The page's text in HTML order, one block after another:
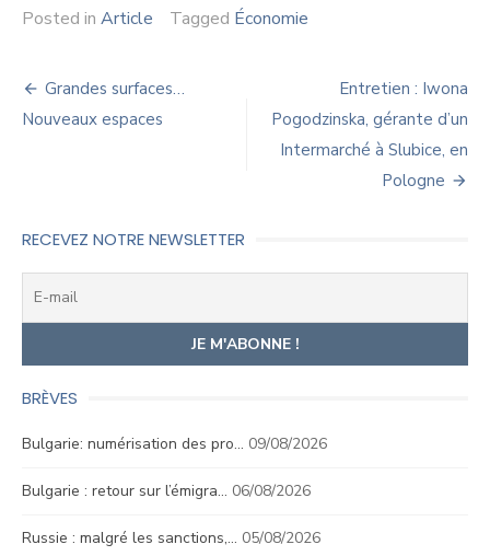
Posted in Article Tagged Économie
Navigation
de
Grandes surfaces…
Nouveaux espaces
Entretien : Iwona
Pogodzinska, gérante d’un
Intermarché à Slubice, en
Pologne
RECEVEZ NOTRE NEWSLETTER
BRÈVES
Bulgarie: numérisation des pro… 09/08/2026
Bulgarie : retour sur l’émigra… 06/08/2026
Russie : malgré les sanctions,… 05/08/2026